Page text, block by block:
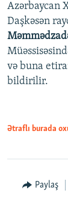
Auto
Azərbaycan
Daşkəsən
və buna
bildirilir.
Ətraflı burada
Paylaş